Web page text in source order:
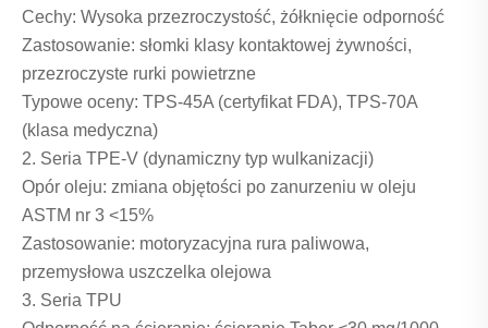
Cechy: Wysoka przezroczystość, żółknięcie odporność
Zastosowanie: słomki klasy kontaktowej żywności,
przezroczyste rurki powietrzne
Typowe oceny: TPS-45A (certyfikat FDA), TPS-70A
(klasa medyczna)
2. Seria TPE-V (dynamiczny typ wulkanizacji)
Opór oleju: zmiana objętości po zanurzeniu w oleju
ASTM nr 3 <15%
Zastosowanie: motoryzacyjna rura paliwowa,
przemysłowa uszczelka olejowa
3. Seria TPU